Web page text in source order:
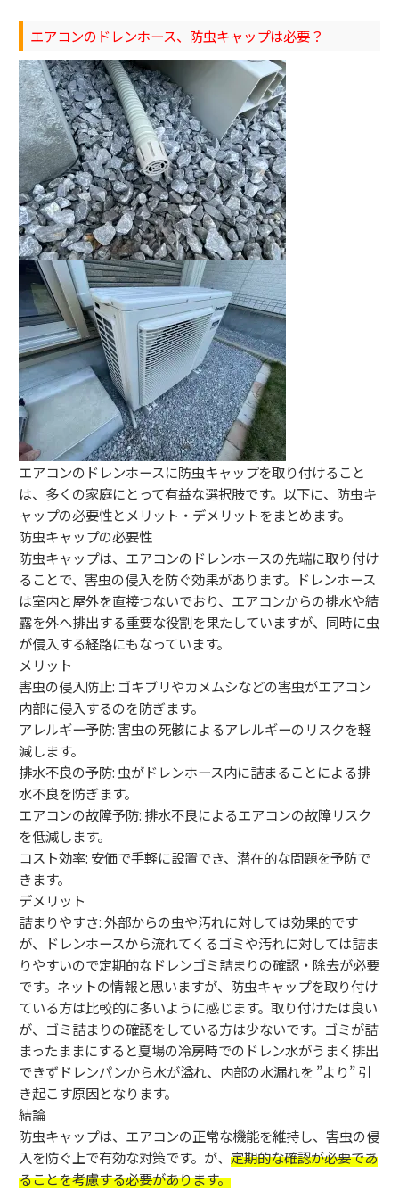
エアコンのドレンホース、防虫キャップは必要？
エアコンのドレンホースに防虫キャップを取り付けること
は、多くの家庭にとって有益な選択肢です。以下に、防虫キ
ャップの必要性とメリット・デメリットをまとめます。
防虫キャップの必要性
防虫キャップは、エアコンのドレンホースの先端に取り付け
ることで、害虫の侵入を防ぐ効果があります。ドレンホース
は室内と屋外を直接つないでおり、エアコンからの排水や結
露を外へ排出する重要な役割を果たしていますが、同時に虫
が侵入する経路にもなっています。
メリット
害虫の侵入防止: ゴキブリやカメムシなどの害虫がエアコン
内部に侵入するのを防ぎます。
アレルギー予防: 害虫の死骸によるアレルギーのリスクを軽
減します。
排水不良の予防: 虫がドレンホース内に詰まることによる排
水不良を防ぎます。
エアコンの故障予防: 排水不良によるエアコンの故障リスク
を低減します。
コスト効率: 安価で手軽に設置でき、潜在的な問題を予防で
きます。
デメリット
詰まりやすさ: 外部からの虫や汚れに対しては効果的です
が、ドレンホースから流れてくるゴミや汚れに対しては詰ま
りやすいので定期的なドレンゴミ詰まりの確認・除去が必要
です。ネットの情報と思いますが、防虫キャップを取り付け
ている方は比較的に多いように感じます。取り付けたは良い
が、ゴミ詰まりの確認をしている方は少ないです。 ゴミが詰
まったままにすると夏場の冷房時でのドレン水がうまく排出
できずドレンパンから水が溢れ、内部の水漏れを ”より” 引
き起こす原因となります。
結論
防虫キャップは、エアコンの正常な機能を維持し、害虫の侵
入を防ぐ上で有効な対策です。が、 定期的な確認が必要であ
ることを考慮する必要があります。